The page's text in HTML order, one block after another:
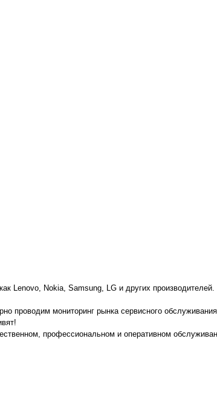
Lenovo, Nokia, Samsung, LG и других производителей.
проводим мониторинг рынка сервисного
профессиональном и оперативном